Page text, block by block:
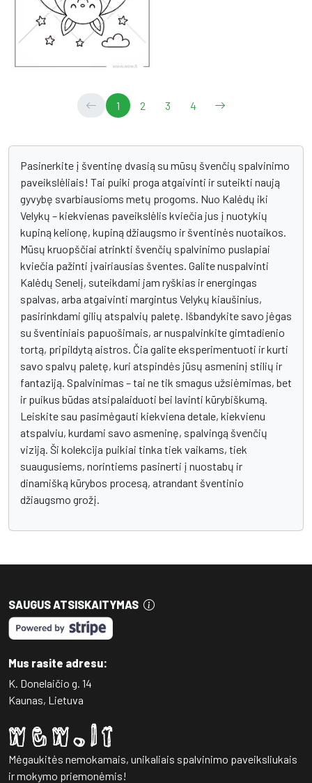
1 2 3 4
Pasinerkite į šventinę dvasią su mūsų švenčių spalvinimo
paveikslėliais! Tai puiki proga atgaivinti ir suteikti naują
gyvybę svarbiausioms metų progoms. Nuo Kalėdų iki
Velykų – kiekvienas paveikslėlis kviečia jus į nuotykių
kupiną kelionę, kupiną džiaugsmo ir šventinės nuotaikos.
Mūsų kruopščiai atrinkti švenčių spalvinimo puslapiai
kviečia pažinti įvairiausias šventes. Galite nuspalvinti
Kalėdų Senelį, suteikdami jam ryškias ir energingas
spalvas, arba atgaivinti margintus Velykų kiaušinius,
pasirinkdami gilių atspalvių paletę. Išbandykite savo jėgas
su šventiniais papuošimais, ar nuspalvinkite gimtadienio
tortą, pripildytą aistros. Čia galite eksperimentuoti ir kurti
savo spalvų paletę, kuri atspindės jūsų asmeninį stilių ir
fantaziją. Spalvinimas – tai ne tik smagus užsiėmimas, bet
ir puikus būdas atsipalaiduoti bei lavinti kūrybiškumą.
Leiskite sau pasimėgauti kiekviena detale, kiekvienu
atspalviu, kurdami savo asmeninę, spalvingą švenčių
viziją. Ši kolekcija puikiai tinka tiek vaikams, tiek
suaugusiems, norintiems pasinerti į nuostabų ir
dinamišką kūrybos procesą, atrandant šventinio
džiaugsmo grožį.
SAUGUS ATSISKAITYMAS
Mus rasite adresu:
K. Donelaičio g. 14
Kaunas, Lietuva
Mėgaukitės nemokamais, unikaliais spalvinimo paveiksliukais
ir mokymo priemonėmis!